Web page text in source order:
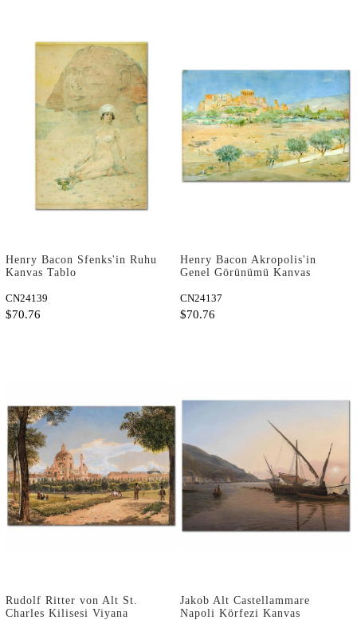
Henry Bacon Sfenks'in Ruhu
Kanvas Tablo
CN24139
$70.76
Henry Bacon Akropolis'in
Genel Görünümü Kanvas
CN24137
$70.76
Rudolf Ritter von Alt St.
Charles Kilisesi Viyana
Jakob Alt Castellammare
Napoli Körfezi Kanvas